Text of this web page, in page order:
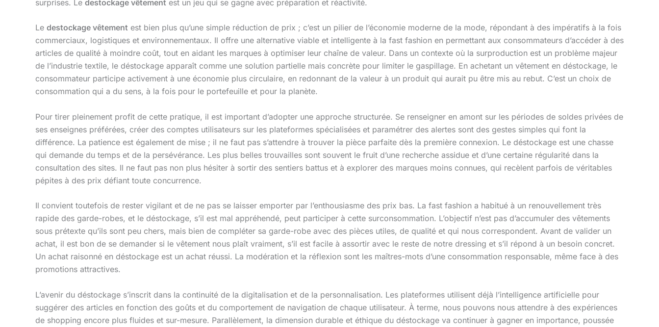
surprises. Le destockage vêtement est un jeu qui se gagne avec préparation et réactivité.
Le destockage vêtement est bien plus qu’une simple réduction de prix ; c’est un pilier de l’économie moderne de la mode, répondant à des impératifs à la fois
commerciaux, logistiques et environnementaux. Il offre une alternative viable et intelligente à la fast fashion en permettant aux consommateurs d’accéder à des
articles de qualité à moindre coût, tout en aidant les marques à optimiser leur chaîne de valeur. Dans un contexte où la surproduction est un problème majeur
de l’industrie textile, le déstockage apparaît comme une solution partielle mais concrète pour limiter le gaspillage. En achetant un vêtement en déstockage, le
consommateur participe activement à une économie plus circulaire, en redonnant de la valeur à un produit qui aurait pu être mis au rebut. C’est un choix de
consommation qui a du sens, à la fois pour le portefeuille et pour la planète.
Pour tirer pleinement profit de cette pratique, il est important d’adopter une approche structurée. Se renseigner en amont sur les périodes de soldes privées de
ses enseignes préférées, créer des comptes utilisateurs sur les plateformes spécialisées et paramétrer des alertes sont des gestes simples qui font la
différence. La patience est également de mise ; il ne faut pas s’attendre à trouver la pièce parfaite dès la première connexion. Le déstockage est une chasse
qui demande du temps et de la persévérance. Les plus belles trouvailles sont souvent le fruit d’une recherche assidue et d’une certaine régularité dans la
consultation des sites. Il ne faut pas non plus hésiter à sortir des sentiers battus et à explorer des marques moins connues, qui recèlent parfois de véritables
pépites à des prix défiant toute concurrence.
Il convient toutefois de rester vigilant et de ne pas se laisser emporter par l’enthousiasme des prix bas. La fast fashion a habitué à un renouvellement très
rapide des garde-robes, et le déstockage, s’il est mal appréhendé, peut participer à cette surconsommation. L’objectif n’est pas d’accumuler des vêtements
sous prétexte qu’ils sont peu chers, mais bien de compléter sa garde-robe avec des pièces utiles, de qualité et qui nous correspondent. Avant de valider un
achat, il est bon de se demander si le vêtement nous plaît vraiment, s’il est facile à assortir avec le reste de notre dressing et s’il répond à un besoin concret.
Un achat raisonné en déstockage est un achat réussi. La modération et la réflexion sont les maîtres-mots d’une consommation responsable, même face à des
promotions attractives.
L’avenir du déstockage s’inscrit dans la continuité de la digitalisation et de la personnalisation. Les plateformes utilisent déjà l’intelligence artificielle pour
suggérer des articles en fonction des goûts et du comportement de navigation de chaque utilisateur. À terme, nous pouvons nous attendre à des expériences
de shopping encore plus fluides et sur-mesure. Parallèlement, la dimension durable et éthique du déstockage va continuer à gagner en importance, poussée